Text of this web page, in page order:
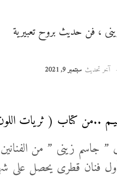
، فن حديث بروح تعبيرية
آخر تحديث سبتمبر 9, 2021
..من كتاب ( ثريات
” جاسم زينى ” من
فنان قطرى يحصل على